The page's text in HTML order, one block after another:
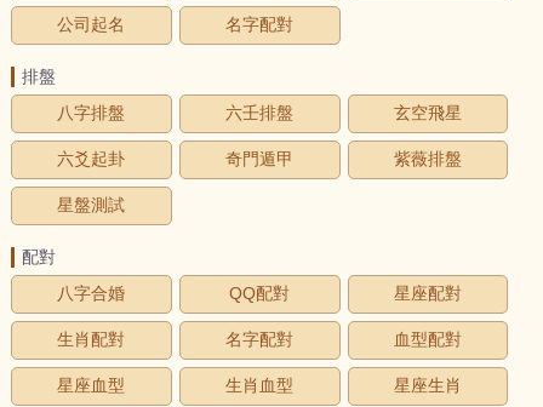
公司起名 名字配對
排盤
八字排盤
六壬排盤 玄空飛星
六爻起卦 奇門遁甲 紫薇排盤
星盤測試
配對
八字合婚
QQ配對 星座配對
生肖配對 名字配對 血型配對
星座血型 生肖血型 星座生肖